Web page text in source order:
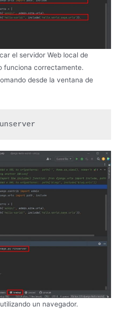
el servidor Web local de
funciona correctamente.
desde la ventana de
un navegador.